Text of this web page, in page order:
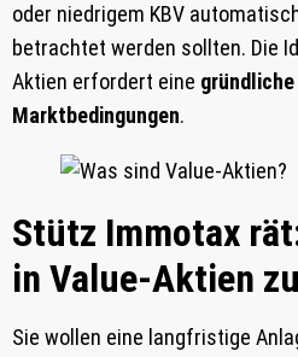
oder niedrigem KBV
betrachtet werden sollten. Die
Aktien erfordert eine
Marktbedingungen.
Stütz Immotax
in Value-Aktien
Sie wollen eine langfristige